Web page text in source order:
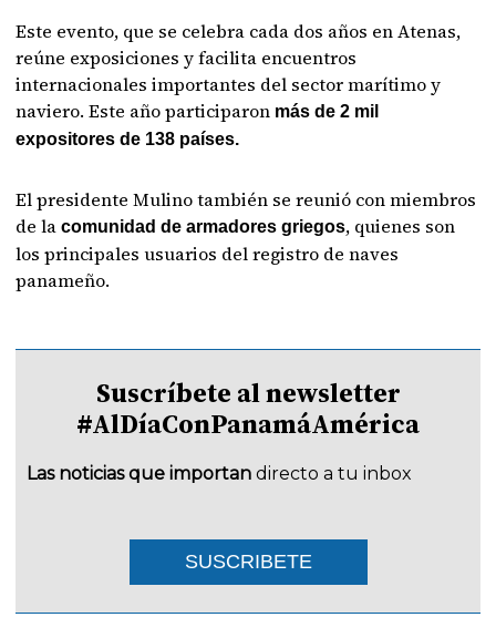
Este evento, que se celebra cada dos años en Atenas,
reúne exposiciones y facilita encuentros
internacionales importantes del sector marítimo y
naviero. Este año participaron más de 2 mil
expositores de 138 países.
El presidente Mulino también se reunió con miembros
de la comunidad de armadores griegos, quienes son
los principales usuarios del registro de naves
panameño.
Suscríbete al newsletter
#AlDíaConPanamáAmérica
Las noticias que importan directo a tu inbox
SUSCRIBETE